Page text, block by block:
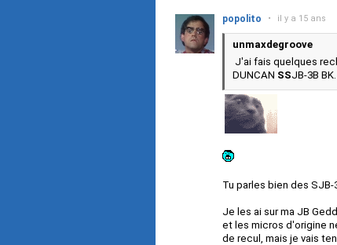
popolito • il y a 15 ans
unmaxdegroove
J'ai fais quelques
DUNCAN SSJB-3B BK.
Tu parles bien des SJB-
Je les ai sur ma JB
et les micros d'origine
de recul, mais je vais